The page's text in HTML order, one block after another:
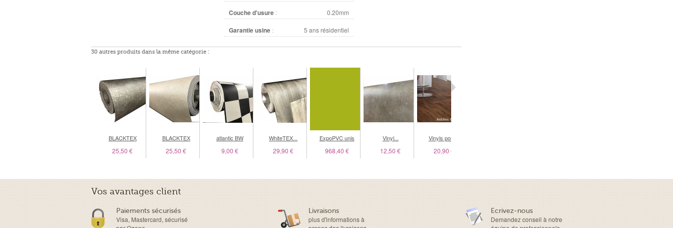
Couche d'usure : 0.20mm
Garantie usine : 5 ans résidentiel
30 autres produits dans la même catégorie :
BLACKTEX
25,50 €
BLACKTEX
25,50 €
atlantic BW
9,00 €
WhiteTEX...
29,90 €
ExpoPVC unis
968,40 €
Vinyl...
12,50 €
Vinyls pour...
20,90 €
Vos avantages client
Paiements sécurisés
Visa, Mastercard, sécurisé
Livraisons
plus d'informations à
Ecrivez-nous
Demandez conseil à notre